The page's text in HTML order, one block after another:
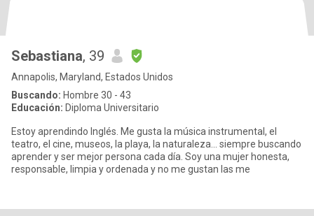
Sebastiana, 39
Annapolis, Maryland, Estados Unidos
Buscando: Hombre 30 - 43
Educación: Diploma Universitario
Estoy aprendindo Inglés. Me gusta la música instrumental, el
teatro, el cine, museos, la playa, la naturaleza... siempre buscando
aprender y ser mejor persona cada día. Soy una mujer honesta,
responsable, limpia y ordenada y no me gustan las me